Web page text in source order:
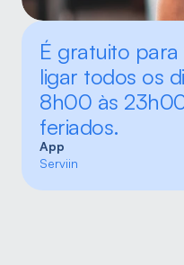
É gratuito
ligar todos os
8h00 às
feriados.
App
Serviin